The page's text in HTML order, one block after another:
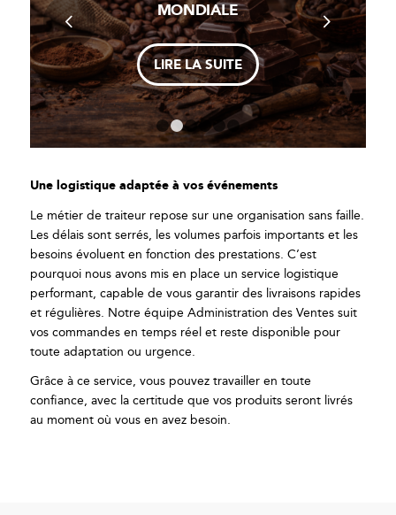
MONDIALE
LIRE LA SUITE
1 2 3 4 5 6
Une logistique adaptée à vos événements
Le métier de traiteur repose sur une organisation sans faille.
Les délais sont serrés, les volumes parfois importants et les
besoins évoluent en fonction des prestations. C’est
pourquoi nous avons mis en place un service logistique
performant, capable de vous garantir des livraisons rapides
et régulières. Notre équipe Administration des Ventes suit
vos commandes en temps réel et reste disponible pour
toute adaptation ou urgence.
Grâce à ce service, vous pouvez travailler en toute
confiance, avec la certitude que vos produits seront livrés
au moment où vous en avez besoin.